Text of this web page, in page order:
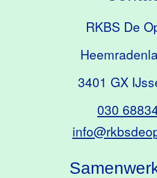
RKBS De
3401 GX
030